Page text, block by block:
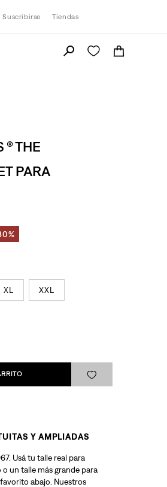
Suscribirse Tiendas
® THE
PARA
XL XXL
Y AMPLIADAS
Usá tu talle real para
un talle más grande para
abajo. Nuestros